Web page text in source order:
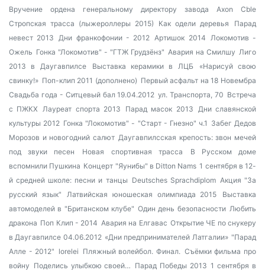
Вручение ордена генеральному директору завода Axon Cble
Стропская трасса (лыжероллеры 2015)
Как одели деревья
Парад
невест 2013
Дни франкофонии - 2012 Артишок 2014 Локомотив -
Ожель Гонка "Локомотив" - "ГТЖ Грудзёнз" Авария на Смилшу Лиго
2013 в Даугавпилсе
Выставка керамики в ЛЦБ
«Нарисуй свою
свинку!» Поп-клип 2011 (дополнено) Первый асфальт на 18 Новембра
Свадьба года - Ситцевый бал 19.04.2012 ул. Транспорта, 70 Встреча
с ПЖКХ
Лауреат спорта 2013 Парад масок 2013 Дни славянской
культуры 2012 Гонка "Локомотив" - "Старт - Гнезно" ч.1 Забег Дедов
Морозов и новогодний салют Даугавпилсская крепость: звон мечей
под звуки песен
Новая спортивная трасса
В Русском доме
вспомнили Пушкина Концерт "Яунибы" в Ditton Nams 1 сентября в 12-
й средней школе: песни и танцы Deutsches Sprachdiplom Акция "За
русский язык"
Латвийская юношеская олимпиада 2015
Выставка
автомоделей в "Британском клубе" Один день безопасности Любить
дракона Поп Клип - 2014 Авария на Елгавас Открытие ЧЕ по снукеру
в Даугавпилсе 04.06.2012 «Дни предпринимателей Латгалии» "Парад
Алле - 2012" lorelei Пляжный волейбол. Финал. Съёмки фильма про
войну Поделись улыбкою своей… Парад Победы 2013 1 сентября в